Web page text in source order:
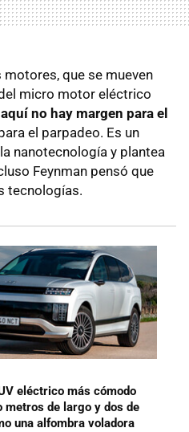
que se mueven
micro motor eléctrico
aquí no hay margen para el
el parpadeo. Es un
nanotecnología y plantea
Feynman pensó que
tecnologías.
eléctrico más cómodo
metros de largo y dos de
una alfombra voladora